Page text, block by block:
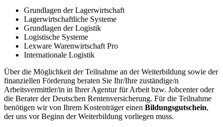
Grundlagen der Lagerwirtschaft
Lagerwirtschaftliche Systeme
Grundlagen der Logistik
Logistische Systeme
Lexware Warenwirtschaft Pro
Internationale Logistik
Über die Möglichkeit der Teilnahme an der Weiterbildung sowie der
finanziellen Förderung beraten Sie Ihr/Ihre zuständige/n
Arbeitsvermittler/in in Ihrer Agentur für Arbeit bzw. Jobcenter oder
die Berater der Deutschen Rentenversicherung. Für die Teilnahme
benötigen wir von Ihrem Kostenträger einen Bildungsgutschein,
der uns vor Beginn der Weiterbildung vorliegen muss.